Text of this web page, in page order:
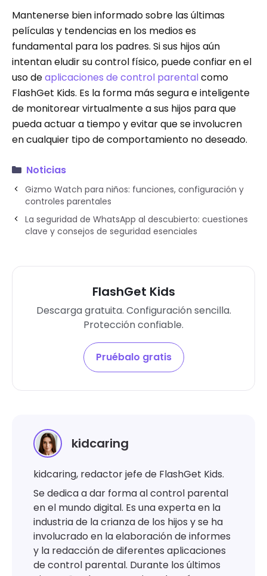
Mantenerse bien informado sobre las últimas
películas y tendencias en los medios es
fundamental para los padres. Si sus hijos aún
intentan eludir su control físico, puede confiar en el
uso deaplicaciones de control parentalcomo
FlashGet Kids. Es la forma más segura e inteligente
de monitorear virtualmente a sus hijos para que
pueda actuar a tiempo y evitar que se involucren
en cualquier tipo de comportamiento no deseado.
Noticias
Gizmo Watch para niños: funciones, configuración y
controles parentales
La seguridad de WhatsApp al descubierto: cuestiones
clave y consejos de seguridad esenciales
FlashGet Kids
Descarga gratuita. Configuración sencilla.
Protección confiable.
Pruébalo gratis
kidcaring
kidcaring, redactor jefe de FlashGet Kids.
Se dedica a dar forma al control parental
en el mundo digital. Es una experta en la
industria de la crianza de los hijos y se ha
involucrado en la elaboración de informes
y la redacción de diferentes aplicaciones
de control parental. Durante los últimos